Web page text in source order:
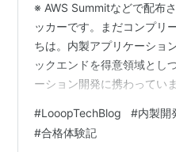
※ AWS Summitなどで配布
ッカーです。まだコンプリ
ちは。内製アプリケーショ
ックエンドを得意領域とし
ーション開発に携わってい
た。 そうした取り組みを続
の現行資格13種をすべて取
#LooopTechBlog #内製開
#合格体験記